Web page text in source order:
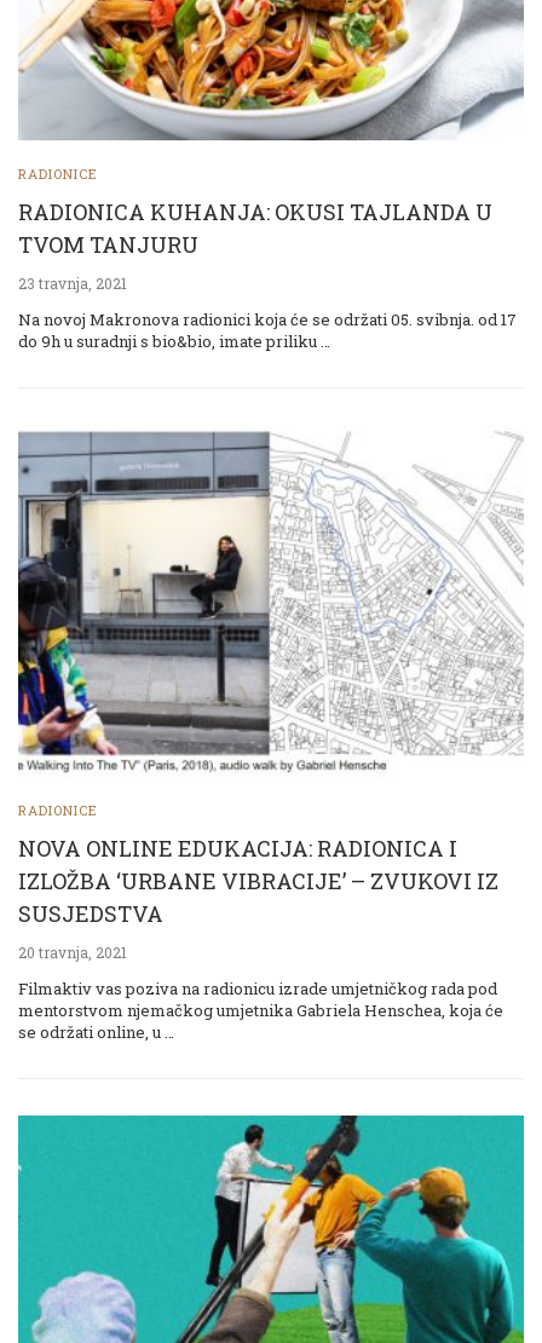
RADIONICE
RADIONICA KUHANJA: OKUSI TAJLANDA U
TVOM TANJURU
23 travnja, 2021
Na novoj Makronova radionici koja će se održati 05. svibnja. od 17
do 9h u suradnji s bio&bio, imate priliku …
RADIONICE
NOVA ONLINE EDUKACIJA: RADIONICA I
IZLOŽBA ‘URBANE VIBRACIJE’ – ZVUKOVI IZ
SUSJEDSTVA
20 travnja, 2021
Filmaktiv vas poziva na radionicu izrade umjetničkog rada pod
mentorstvom njemačkog umjetnika Gabriela Henschea, koja će
se održati online, u …